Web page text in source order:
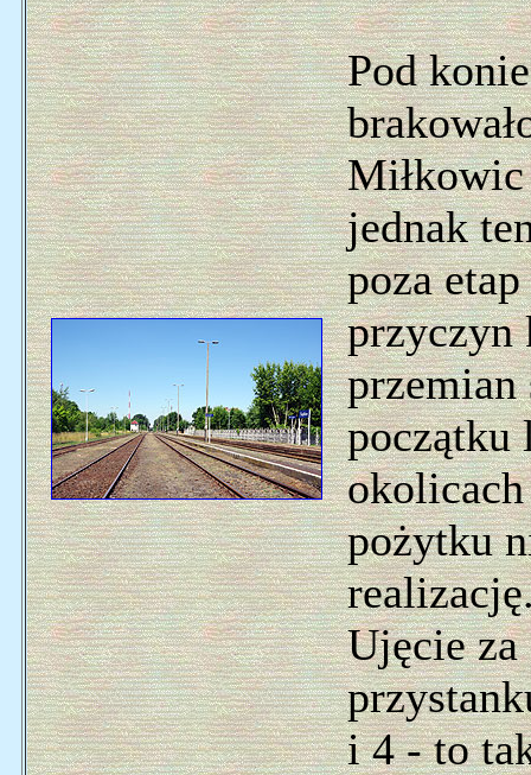
Pod
jednak
poza
przyczyn
przemian
początku
pożytku
Ujęcie
i 4 - to